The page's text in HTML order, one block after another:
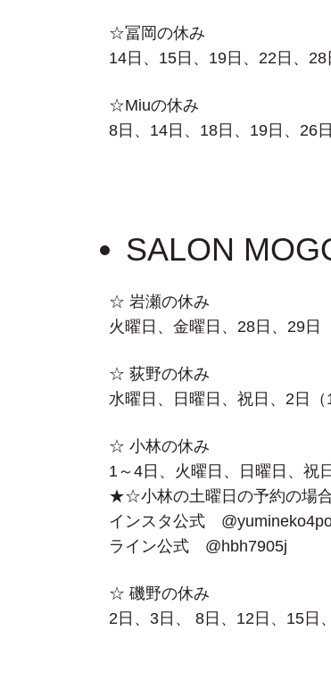
☆冨岡の休み
14日、15日、19日、22日、28
☆Miuの休み
8日、14日、18日、19日、26
SALON
☆ 岩瀬の休み
火曜日、金曜日、28日、29日
☆ 荻野の休み
水曜日、日曜日、祝日、2日（
☆ 小林の休み
1～4日、火曜日、日曜日、祝日
★☆小林の土曜日の予約の場
インスタ公式
ライン公式 @hbh7905j
☆ 磯野の休み
2日、3日、 8日、12日、15日